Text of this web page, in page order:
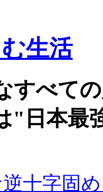
生活
すべて
"日本最
逆十字固